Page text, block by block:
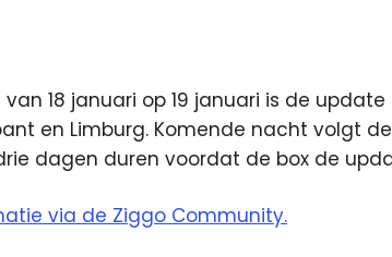
18 januari op 19 januari is de
en Limburg. Komende nacht volgt
dagen duren voordat de box de
via de Ziggo Community.